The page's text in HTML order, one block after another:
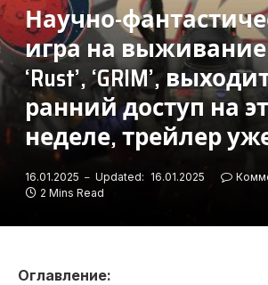
Научно-
игра на выживание
‘Rust’, ‘GRIM’,
ранний доступ на
неделе, трейлер
16.01.2025 Updated: 16.01.2025
2 Mins Read
Оглавление: